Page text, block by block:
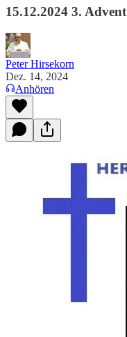
15.12.2024 3. Advent
Peter Hirsekorn
Dez. 14, 2024
Anhören